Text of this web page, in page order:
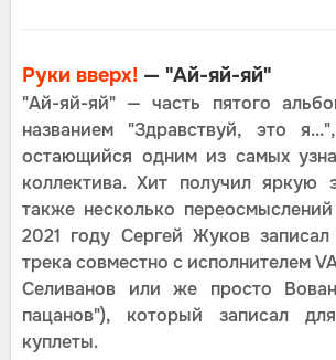
Руки вверх! — "Ай-яй-яй"
"Ай-яй-яй" — часть пятого
названием "Здравствуй, это
остающийся одним из самых
коллектива. Хит получил яркую
также несколько
2021 году Сергей Жуков
трека совместно с исполнителем
Селиванов или же просто
пацанов"), который записал
куплеты.